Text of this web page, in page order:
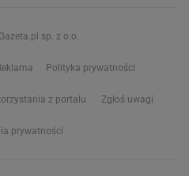
sp. z o.o.
Polityka prywatności
z portalu Zgłoś uwagi
prywatności